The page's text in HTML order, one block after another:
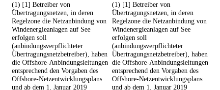
(1) [1] Betreiber von
Übertragungsnetzen, in deren
Regelzone die Netzanbindung von
Windenergieanlagen auf See
erfolgen soll
(anbindungsverpflichteter
Übertragungsnetzbetreiber), haben
die Offshore-Anbindungsleitungen
entsprechend den Vorgaben des
Offshore-Netzentwicklungsplans
und ab dem 1. Januar 2019
(1) [1] Betreiber von
Übertragungsnetzen, in deren
Regelzone die Netzanbindung von
Windenergieanlagen auf See
erfolgen soll
(anbindungsverpflichteter
Übertragungsnetzbetreiber), haben
die Offshore-Anbindungsleitungen
entsprechend den Vorgaben des
Offshore-Netzentwicklungsplans
und ab dem 1. Januar 2019